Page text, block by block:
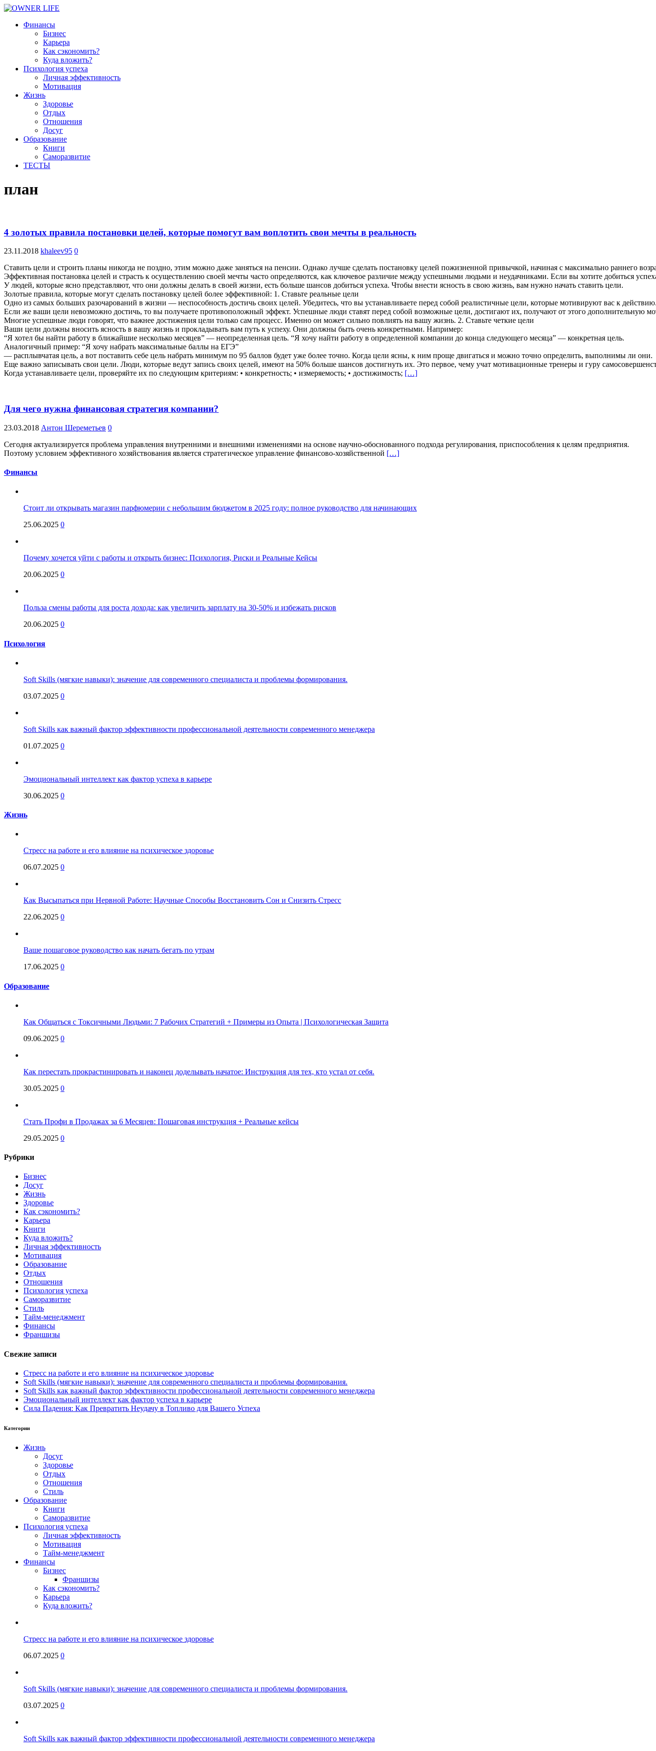
Финансы
Бизнес
Карьера
Как сэкономить?
Куда вложить?
Психология успеха
Личная эффективность
Мотивация
Жизнь
Здоровье
Отдых
Отношения
Досуг
Образование
Книги
Саморазвитие
ТЕСТЫ
план
4 золотых правила постановки целей, которые помогут вам воплотить свои мечты в реальность
23.11.2018 khaleev95 0
Ставить цели и строить планы никогда не поздно, этим можно даже заняться на пенсии. Однако лучше сделать постановку целей пожизненной привычкой, начиная с максимально раннего
Эффективная постановка целей и страсть к осуществлению своей мечты часто определяются, как ключевое различие между успешными людьми и неудачниками. Если вы хотите добиться
У людей, которые ясно представляют, что они должны делать в своей жизни, есть больше шансов добиться успеха. Чтобы внести ясность в свою жизнь, вам нужно начать ставить цели.
Золотые правила, которые могут сделать постановку целей более эффективной: 1. Ставьте реальные цели
Одно из самых больших разочарований в жизни — неспособность достичь своих целей. Убедитесь, что вы устанавливаете перед собой реалистичные цели, которые мотивируют вас к
Если же ваши цели невозможно достичь, то вы получаете противоположный эффект. Успешные люди ставят перед собой возможные цели, достигают их, получают от этого дополнительную
Многие успешные люди говорят, что важнее достижения цели только сам процесс. Именно он может сильно повлиять на вашу жизнь. 2. Ставьте четкие цели
Ваши цели должны вносить ясность в вашу жизнь и прокладывать вам путь к успеху. Они должны быть очень конкретными. Например:
“Я хотел бы найти работу в ближайшие несколько месяцев” — неопределенная цель. “Я хочу найти работу в определенной компании до конца следующего месяца” — конкретная цель.
Аналогичный пример: “Я хочу набрать максимальные баллы на ЕГЭ”
— расплывчатая цель, а вот поставить себе цель набрать минимум по 95 баллов будет уже более точно. Когда цели ясны, к ним проще двигаться и можно точно определить, выполнимы ли они.
Еще важно записывать свои цели. Люди, которые ведут запись своих целей, имеют на 50% больше шансов достигнуть их. Это первое, чему учат мотивационные тренеры и гуру
Когда устанавливаете цели, проверяйте их по следующим критериям: • конкретность; • измеряемость; • достижимость; […]
Для чего нужна финансовая стратегия компании?
23.03.2018 Антон Шереметьев 0
Сегодня актуализируется проблема управления внутренними и внешними изменениями на основе научно-обоснованного подхода регулирования, приспособления к целям предприятия.
Поэтому условием эффективного хозяйствования является стратегическое управление финансово-хозяйственной […]
Финансы
Стоит ли открывать магазин парфюмерии с небольшим бюджетом в 2025 году: полное руководство для начинающих
25.06.2025 0
Почему хочется уйти с работы и открыть бизнес: Психология, Риски и Реальные Кейсы
20.06.2025 0
Польза смены работы для роста дохода: как увеличить зарплату на 30-50% и избежать рисков
20.06.2025 0
Психология
Soft Skills (мягкие навыки): значение для современного специалиста и проблемы формирования.
03.07.2025 0
Soft Skills как важный фактор эффективности профессиональной деятельности современного менеджера
01.07.2025 0
Эмоциональный интеллект как фактор успеха в карьере
30.06.2025 0
Жизнь
Стресс на работе и его влияние на психическое здоровье
06.07.2025 0
Как Высыпаться при Нервной Работе: Научные Способы Восстановить Сон и Снизить Стресс
22.06.2025 0
Ваше пошаговое руководство как начать бегать по утрам
17.06.2025 0
Образование
Как Общаться с Токсичными Людьми: 7 Рабочих Стратегий + Примеры из Опыта | Психологическая Защита
09.06.2025 0
Как перестать прокрастинировать и наконец доделывать начатое: Инструкция для тех, кто устал от себя.
30.05.2025 0
Стать Профи в Продажах за 6 Месяцев: Пошаговая инструкция + Реальные кейсы
29.05.2025 0
Рубрики
Бизнес
Досуг
Жизнь
Здоровье
Как сэкономить?
Карьера
Книги
Куда вложить?
Личная эффективность
Мотивация
Образование
Отдых
Отношения
Психология успеха
Саморазвитие
Стиль
Тайм-менеджмент
Финансы
Франшизы
Свежие записи
Стресс на работе и его влияние на психическое здоровье
Soft Skills (мягкие навыки): значение для современного специалиста и проблемы формирования.
Soft Skills как важный фактор эффективности профессиональной деятельности современного менеджера
Эмоциональный интеллект как фактор успеха в карьере
Сила Падения: Как Превратить Неудачу в Топливо для Вашего Успеха
Категории
Жизнь
Досуг
Здоровье
Отдых
Отношения
Стиль
Образование
Книги
Саморазвитие
Психология успеха
Личная эффективность
Мотивация
Тайм-менеджмент
Финансы
Бизнес
Франшизы
Как сэкономить?
Карьера
Куда вложить?
Стресс на работе и его влияние на психическое здоровье
06.07.2025 0
Soft Skills (мягкие навыки): значение для современного специалиста и проблемы формирования.
03.07.2025 0
Soft Skills как важный фактор эффективности профессиональной деятельности современного менеджера